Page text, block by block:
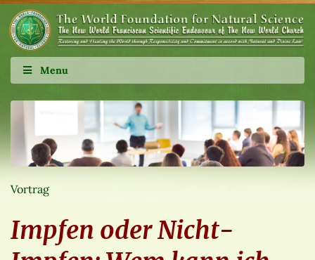
Menu
Vortrag
Impfen oder Nicht-